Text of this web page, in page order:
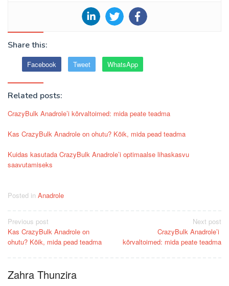
Share this:
Facebook Tweet WhatsApp
Related posts:
CrazyBulk Anadrole’i ​​kõrvaltoimed: mida peate teadma
Kas CrazyBulk Anadrole on ohutu? Kõik, mida pead teadma
Kuidas kasutada CrazyBulk Anadrole’i ​​optimaalse lihaskasvu
saavutamiseks
Posted in Anadrole
Post
navigation
Previous post
Kas CrazyBulk Anadrole on
ohutu? Kõik, mida pead teadma
Next post
CrazyBulk Anadrole’i ​​
kõrvaltoimed: mida peate teadma
Zahra Thunzira